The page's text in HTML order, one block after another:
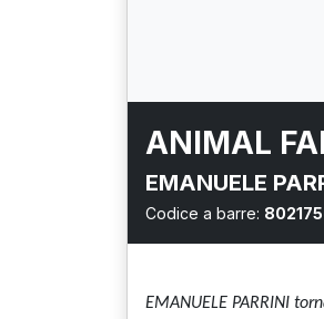
ANIMAL
EMANUELE
Codice a barre:
EMANUELE PARRINI